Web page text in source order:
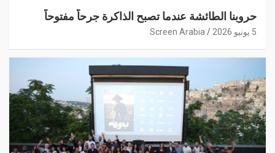
حروبنا الطائشة عندما تصبح الذاكرة جرحاً مفتوحاً
5 يونيو 2026 Screen Arabia